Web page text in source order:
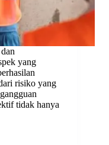
yang
risiko yang
tidak hanya